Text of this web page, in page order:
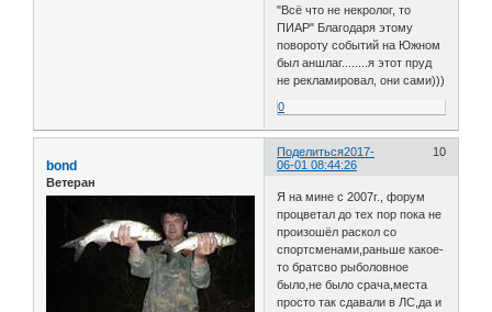
"Всё что не некролог, то
ПИАР" Благодаря этому
повороту событий на Южном
был аншлаг........я этот пруд
не рекламировал, они сами)))
0
Поделиться 10
2017-
06-01 08:44:26
bond
Ветеран
Я на мине с 2007г., форум
процветал до тех пор пока не
произошёл раскол со
спортсменами,раньше какое-
то братсво рыболовное
было,не было срача,места
просто так сдавали в ЛС,да и